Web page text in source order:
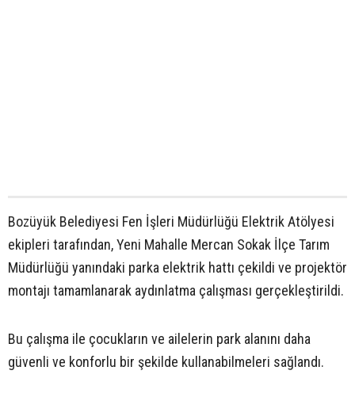
Bozüyük Belediyesi Fen İşleri Müdürlüğü Elektrik Atölyesi
ekipleri tarafından, Yeni Mahalle Mercan Sokak İlçe Tarım
Müdürlüğü yanındaki parka elektrik hattı çekildi ve projektör
montajı tamamlanarak aydınlatma çalışması gerçekleştirildi.
Bu çalışma ile çocukların ve ailelerin park alanını daha
güvenli ve konforlu bir şekilde kullanabilmeleri sağlandı.